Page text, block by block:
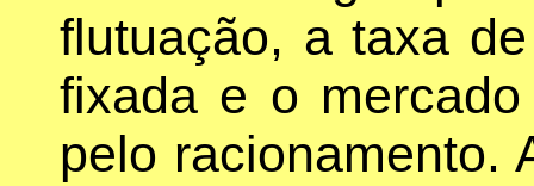
flutuação, a taxa
fixada e o
pelo racionamento.